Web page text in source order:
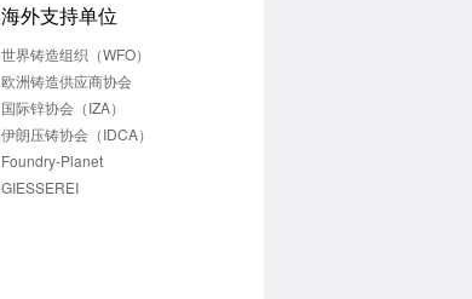
海外支持单位
世界铸造组织（WFO）
欧洲铸造供应商协会
国际锌协会（IZA）
伊朗压铸协会（IDCA）
Foundry-Planet
GIESSEREI